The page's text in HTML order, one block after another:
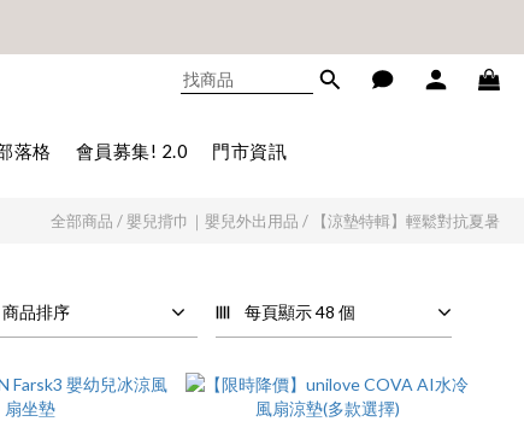
贈)🎊
落格 會員募集! 2.0 門市資訊
全部商品 /嬰兒揹巾｜嬰兒外出用品 / 【涼墊特輯】輕鬆對抗夏暑
商品排序 每頁顯示 48 個